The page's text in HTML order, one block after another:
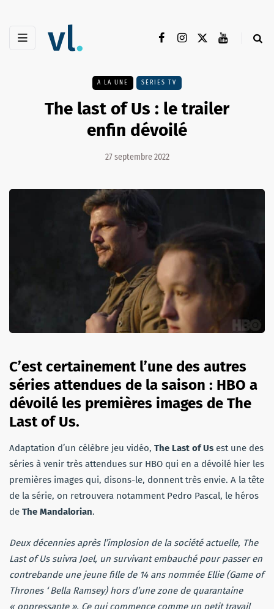
A LA UNE SÉRIES TV
The last of Us : le trailer
enfin dévoilé
27 septembre 2022
C’est certainement l’une des autres
séries attendues de la saison : HBO a
dévoilé les premières images de The
Last of Us.
Adaptation d’un célèbre jeu vidéo, The Last of Us est une des
séries à venir très attendues sur HBO qui en a dévoilé hier les
premières images qui, disons-le, donnent très envie. A la tête
de la série, on retrouvera notamment Pedro Pascal, le héros
de The Mandalorian.
Deux décennies après l’implosion de la société actuelle, The
Last of Us suivra Joel, un survivant embauché pour passer en
contrebande une jeune fille de 14 ans nommée Ellie (Game of
Thrones ‘ Bella Ramsey) hors d’une zone de quarantaine
« oppressante ». Ce qui commence comme un petit travail